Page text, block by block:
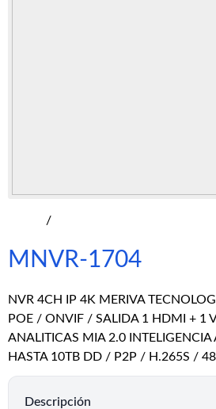
/
MNVR-1704
NVR 4CH IP 4K MERIVA
POE / ONVIF / SALIDA 1 HDMI + 1
ANALITICAS MIA 2.0 INTELIGENCIA
HASTA 10TB DD / P2P / H.265S /
Descripción